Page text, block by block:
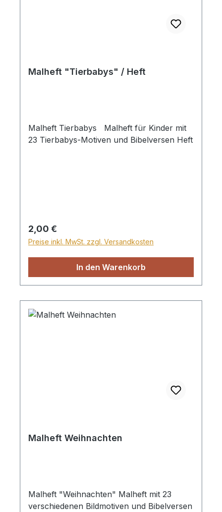
Malheft "Tierbabys" / Heft
Malheft Tierbabys Malheft für Kinder mit
23 Tierbabys-Motiven und Bibelversen Heft
Regulärer Preis:
2,00 €
Preise inkl. MwSt. zzgl. Versandkosten
In den Warenkorb
Malheft Weihnachten
Malheft "Weihnachten" Malheft mit 23
verschiedenen Bildmotiven und Bibelversen